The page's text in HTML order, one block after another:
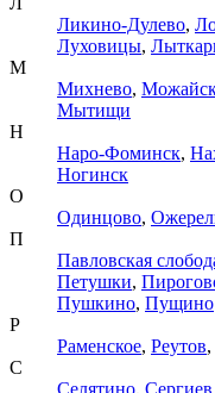
Ликино-Дулево,
Луховицы,
М
Михнево,
Мытищи
Н
Наро-Фоминск,
Ногинск
О
Одинцово,
П
Павловская
Петушки,
Пушкино, Пущино
Р
Раменское, Реутов,
С
Селятино,